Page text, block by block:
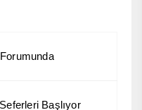
Başlıyor